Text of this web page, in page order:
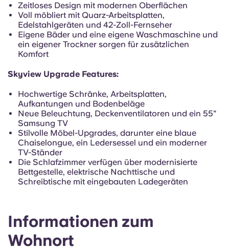
French
Portuguese
Informationen zum
Wohnort
Zeitloses Design mit modernen Oberflächen
Voll möbliert mit Quarz-Arbeitsplatten,
Edelstahlgeräten und 42-Zoll-Fernseher
Eigene Bäder und eine eigene Waschmaschine und
ein eigener Trockner sorgen für zusätzlichen
Komfort
Skyview Upgrade Features:
Hochwertige Schränke, Arbeitsplatten,
Aufkantungen und Bodenbeläge
Neue Beleuchtung, Deckenventilatoren und ein 55"
Samsung TV
Stilvolle Möbel-Upgrades, darunter eine blaue
Chaiselongue, ein Ledersessel und ein moderner
TV-Ständer
Die Schlafzimmer verfügen über modernisierte
Bettgestelle, elektrische Nachttische und
Schreibtische mit eingebauten Ladegeräten